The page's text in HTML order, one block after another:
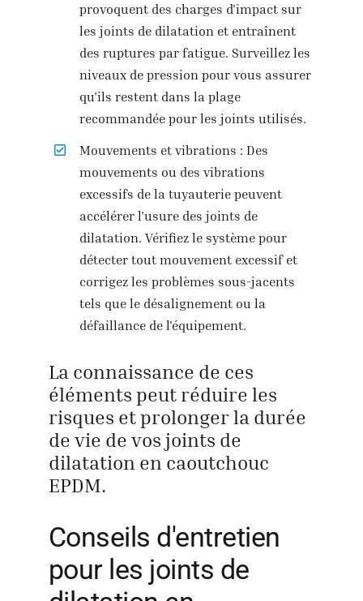
provoquent des charges d'impact sur
les joints de dilatation et entraînent
des ruptures par fatigue. Surveillez les
niveaux de pression pour vous assurer
qu'ils restent dans la plage
recommandée pour les joints utilisés.
Mouvements et vibrations : Des
mouvements ou des vibrations
excessifs de la tuyauterie peuvent
accélérer l'usure des joints de
dilatation. Vérifiez le système pour
détecter tout mouvement excessif et
corrigez les problèmes sous-jacents
tels que le désalignement ou la
défaillance de l'équipement.
La connaissance de ces
éléments peut réduire les
risques et prolonger la durée
de vie de vos joints de
dilatation en caoutchouc
EPDM.
Conseils d'entretien
pour les joints de